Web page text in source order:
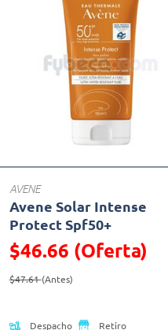
AVENE
Avene Solar Intense
Protect Spf50+
$46.66 (Oferta)
Precio reducido de
$47.61(Antes)(Oferta)
Despacho Retiro